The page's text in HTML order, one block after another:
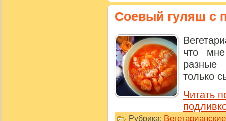
Соевый гуляш с
что
только
Читать
Рубрика: